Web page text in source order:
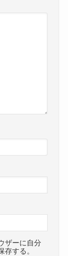
ザーに自分
する。